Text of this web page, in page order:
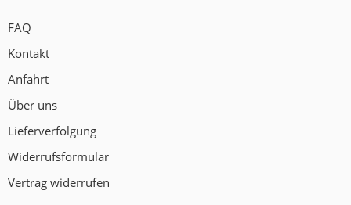
FAQ
Kontakt
Anfahrt
Über uns
Lieferverfolgung
Widerrufsformular
Vertrag widerrufen